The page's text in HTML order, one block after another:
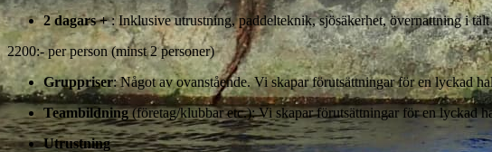
2 dagars +: Inklusive utrustning, paddelteknik, sjösäkerhet, övernattning i
2200:- per person (minst 2 personer)
Gruppriser: Något av ovanstående. Vi skapar förutsättningar för en lyckad
Teambildning(företag/klubbar etc.): Vi skapar förutsättningar för en
Utrustning